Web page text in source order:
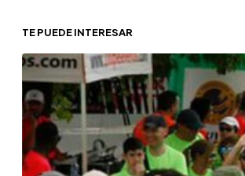
TE PUEDE INTERESAR